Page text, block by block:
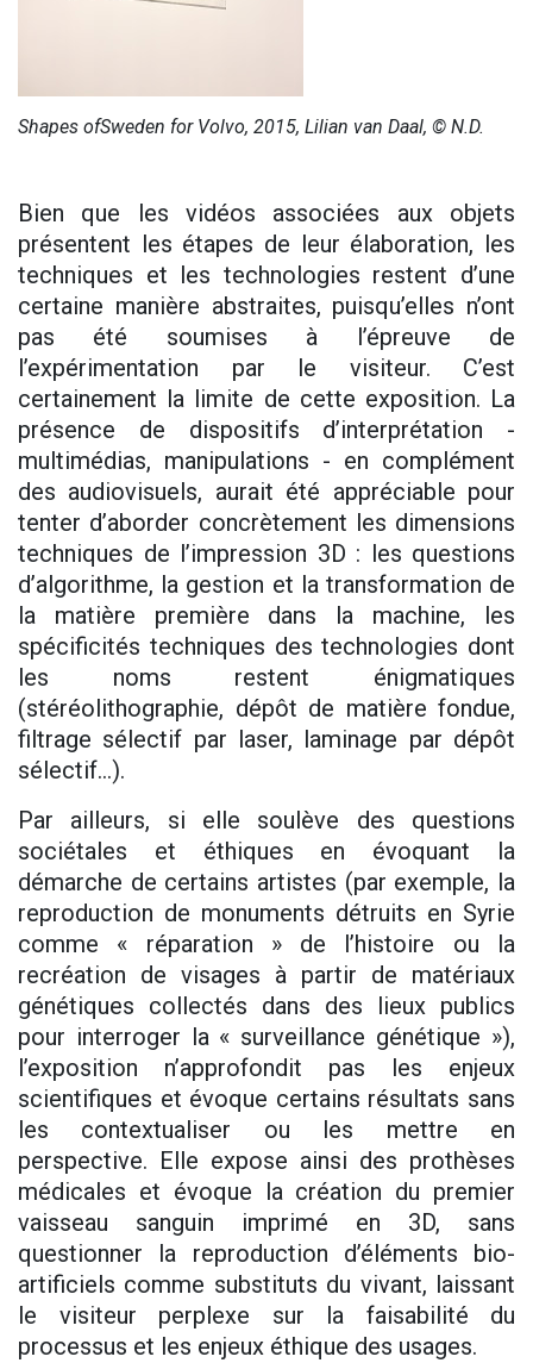
Shapes ofSweden for Volvo, 2015, Lilian van Daal, © N.D.
Bien que les vidéos associées aux objets
présentent les étapes de leur élaboration, les
techniques et les technologies restent d’une
certaine manière abstraites, puisqu’elles n’ont
pas été soumises à l’épreuve de
l’expérimentation par le visiteur. C’est
certainement la limite de cette exposition. La
présence de dispositifs d’interprétation -
multimédias, manipulations - en complément
des audiovisuels, aurait été appréciable pour
tenter d’aborder concrètement les dimensions
techniques de l’impression 3D : les questions
d’algorithme, la gestion et la transformation de
la matière première dans la machine, les
spécificités techniques des technologies dont
les noms restent énigmatiques
(stéréolithographie, dépôt de matière fondue,
filtrage sélectif par laser, laminage par dépôt
sélectif…).
Par ailleurs, si elle soulève des questions
sociétales et éthiques en évoquant la
démarche de certains artistes (par exemple, la
reproduction de monuments détruits en Syrie
comme « réparation » de l’histoire ou la
recréation de visages à partir de matériaux
génétiques collectés dans des lieux publics
pour interroger la « surveillance génétique »),
l’exposition n’approfondit pas les enjeux
scientifiques et évoque certains résultats sans
les contextualiser ou les mettre en
perspective. Elle expose ainsi des prothèses
médicales et évoque la création du premier
vaisseau sanguin imprimé en 3D, sans
questionner la reproduction d’éléments bio-
artificiels comme substituts du vivant, laissant
le visiteur perplexe sur la faisabilité du
processus et les enjeux éthique des usages.